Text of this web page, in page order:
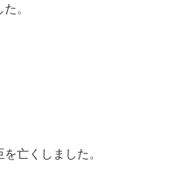
。
亡くしました。